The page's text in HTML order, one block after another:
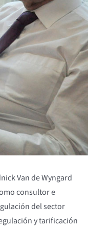
Van de Wyngard
consultor e
del sector
y tarificación